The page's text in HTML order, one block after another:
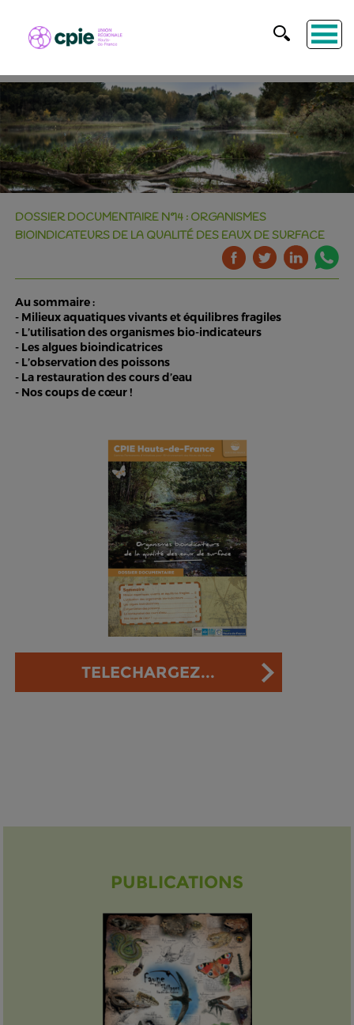
DOSSIER DOCUMENTAIRE N°14 : ORGANISMES
BIOINDICATEURS DE LA QUALITÉ DES EAUX DE SURFACE
Au sommaire :
- Milieux aquatiques vivants et équilibres fragiles
- L’utilisation des organismes bio-indicateurs
- Les algues bioindicatrices
- L’observation des poissons
- La restauration des cours d’eau
- Nos coups de cœur !
TELECHARGEZ...
PUBLICATIONS